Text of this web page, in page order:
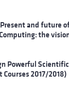
and future
the
Powerful
Courses 2017/2018)